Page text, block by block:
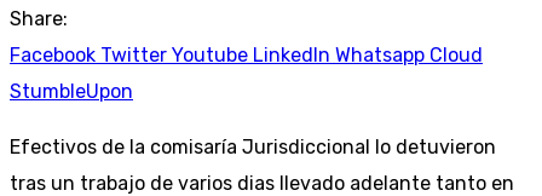
Share:
Facebook Twitter Youtube LinkedIn Whatsapp Cloud
StumbleUpon
Efectivos de la comisaría Jurisdiccional lo detuvieron
tras un trabajo de varios dias llevado adelante tanto en